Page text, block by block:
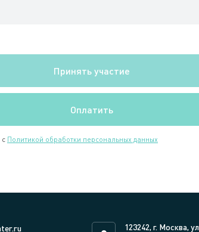
с Политикой обработки персональных данных
123242, г. Москва,